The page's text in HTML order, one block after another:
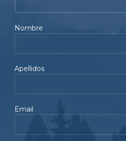
Nombre
Apellidos
Email